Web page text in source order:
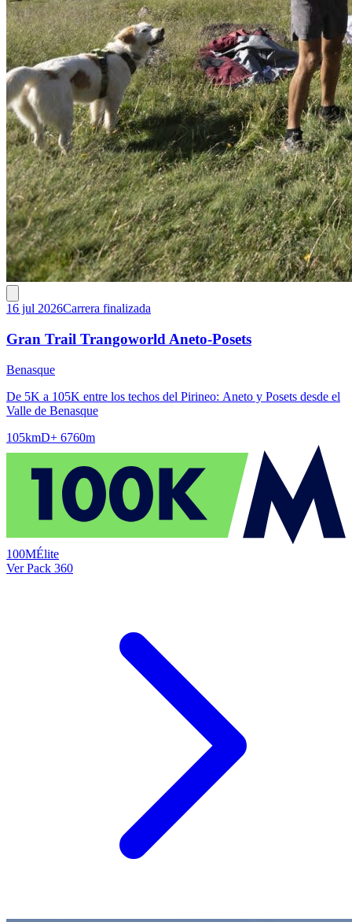
16 jul 2026Carrera finalizada
Gran Trail Trangoworld Aneto-Posets
Benasque
De 5K a 105K entre los techos del Pirineo: Aneto y Posets desde el
Valle de Benasque
105kmD+ 6760m
100MÉlite
Ver Pack 360